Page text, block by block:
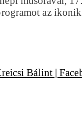
az